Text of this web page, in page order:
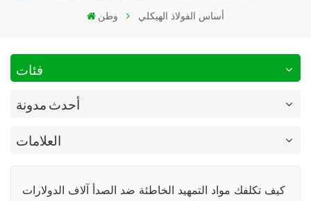
وطن أساس الفولاذ الهيكلي
فئات
أحدث مدونة
العلامات
كيف تكلفك مواد التمهيد الخاطئة ضد الصدأ آلاف الدولارات